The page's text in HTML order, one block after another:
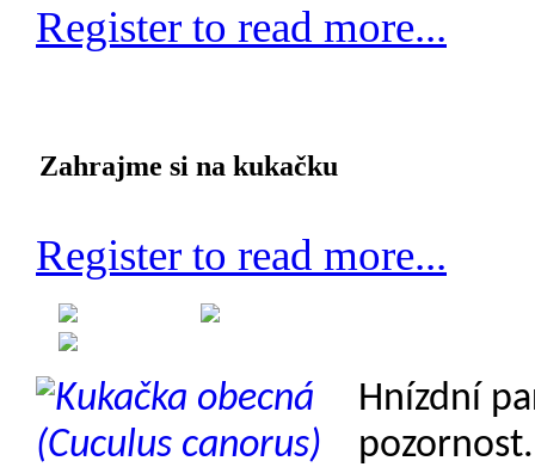
Register to read more...
Zahrajme si na kukačku
Register to read more...
Hnízdní